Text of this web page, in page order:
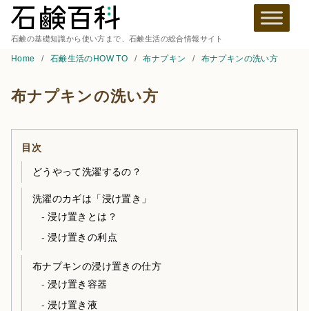
石鹸の基礎知識から使い方まで、石鹸生活の総合情報サイト
Home 石鹸生活のHOW TO 布ナプキン 布ナプキンの洗い方
布ナプキンの洗い方
目次
どうやって洗濯するの？
洗濯のカギは「浸け置き」
浸け置きとは？
浸け置きの利点
布ナプキンの浸け置きの仕方
浸け置き容器
浸け置き液